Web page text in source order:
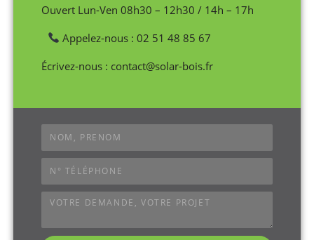
Ouvert Lun-Ven 08h30 – 12h30 / 14h – 17h
Appelez-nous : 02 51 48 85 67
Écrivez-nous : contact@solar-bois.fr